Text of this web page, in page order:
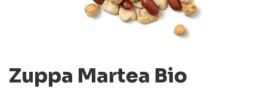
Zuppa Martea Bio